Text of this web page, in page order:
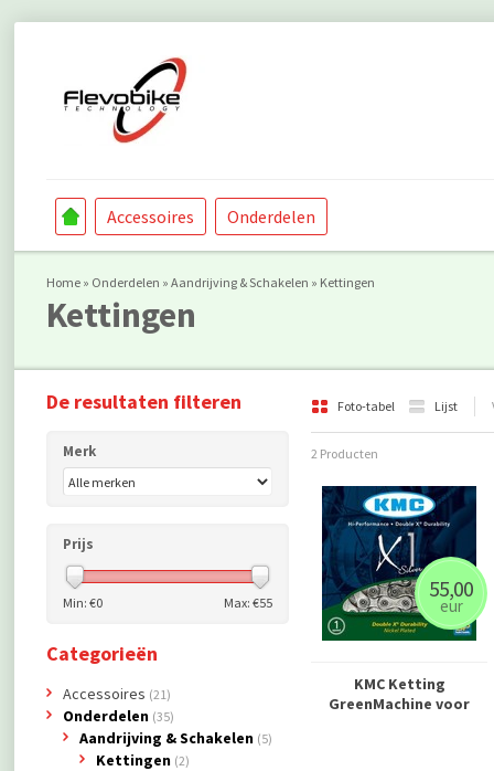
Accessoires Onderdelen
Home » Onderdelen » Aandrijving & Schakelen » Kettingen
Kettingen
Foto-tabel Lijst
2 Producten
55,00
eur
KMC Ketting
GreenMachine voor
De resultaten filteren
Merk
Prijs
Min: €0 Max: €55
Categorieën
Accessoires (21)
Onderdelen (35)
Aandrijving & Schakelen (5)
Kettingen (2)